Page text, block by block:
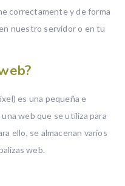
correctamente y de forma
nuestro servidor o en tu
es una pequeña e
web que se utiliza para
ello, se almacenan varios
web.